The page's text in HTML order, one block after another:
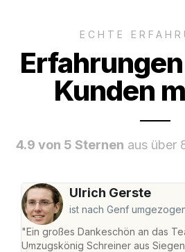
ECHTE
Kunden
4.9 von 5 Sternen aus über
Ulrich Gerste
ist nach Genf
"Ein großes Dankeschön an das
Umzugskönig Schreiner aus